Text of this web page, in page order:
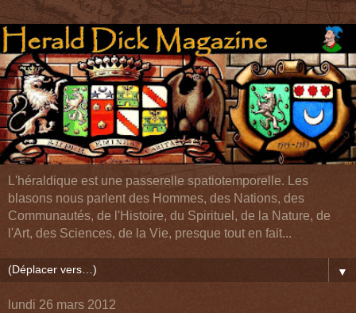
L'héraldique est une passerelle spatiotemporelle. Les
blasons nous parlent des Hommes, des Nations, des
Communautés, de l'Histoire, du Spirituel, de la Nature, de
l'Art, des Sciences, de la Vie, presque tout en fait...
▼
lundi 26 mars 2012